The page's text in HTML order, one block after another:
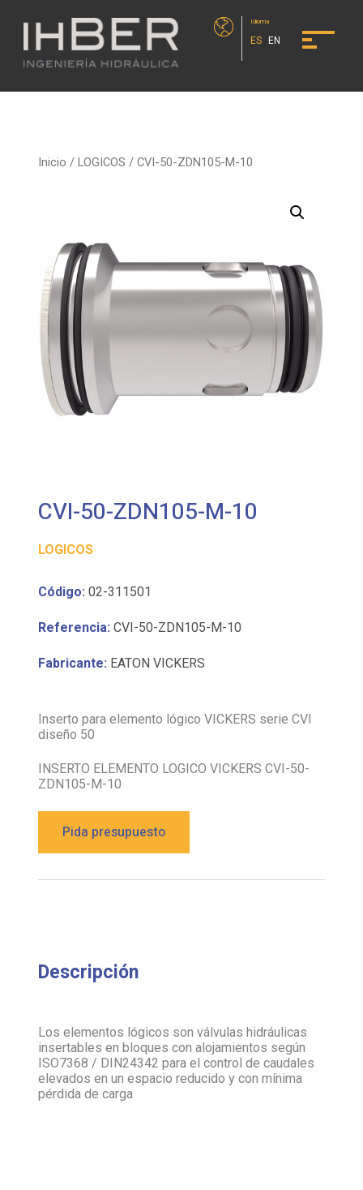
Idioma
ES EN
Inicio /LOGICOS / CVI-50-ZDN105-M-10
CVI-50-ZDN105-M-10
LOGICOS
Código: 02-311501
Referencia: CVI-50-ZDN105-M-10
Fabricante: EATON VICKERS
Inserto para elemento lógico VICKERS serie CVI
diseño 50
INSERTO ELEMENTO LOGICO VICKERS CVI-50-
ZDN105-M-10
Pida presupuesto
Descripción
Los elementos lógicos son válvulas hidráulicas
insertables en bloques con alojamientos según
ISO7368 / DIN24342 para el control de caudales
elevados en un espacio reducido y con mínima
pérdida de carga